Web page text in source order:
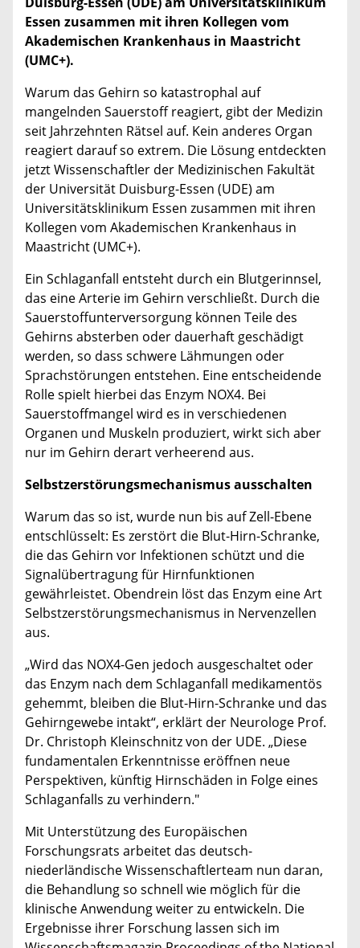
Essen zusammen mit ihren Kollegen vom
Akademischen Krankenhaus in Maastricht
(UMC+).
Warum das Gehirn so katastrophal auf
mangelnden Sauerstoff reagiert, gibt der Medizin
seit Jahrzehnten Rätsel auf. Kein anderes Organ
reagiert darauf so extrem. Die Lösung entdeckten
jetzt Wissenschaftler der Medizinischen Fakultät
der Universität Duisburg-Essen (UDE) am
Universitätsklinikum Essen zusammen mit ihren
Kollegen vom Akademischen Krankenhaus in
Maastricht (UMC+).
Ein Schlaganfall entsteht durch ein Blutgerinnsel,
das eine Arterie im Gehirn verschließt. Durch die
Sauerstoffunterversorgung können Teile des
Gehirns absterben oder dauerhaft geschädigt
werden, so dass schwere Lähmungen oder
Sprachstörungen entstehen. Eine entscheidende
Rolle spielt hierbei das Enzym NOX4. Bei
Sauerstoffmangel wird es in verschiedenen
Organen und Muskeln produziert, wirkt sich aber
nur im Gehirn derart verheerend aus.
Selbstzerstörungsmechanismus ausschalten
Warum das so ist, wurde nun bis auf Zell-Ebene
entschlüsselt: Es zerstört die Blut-Hirn-Schranke,
die das Gehirn vor Infektionen schützt und die
Signalübertragung für Hirnfunktionen
gewährleistet. Obendrein löst das Enzym eine Art
Selbstzerstörungsmechanismus in Nervenzellen
aus.
„Wird das NOX4-Gen jedoch ausgeschaltet oder
das Enzym nach dem Schlaganfall medikamentös
gehemmt, bleiben die Blut-Hirn-Schranke und das
Gehirngewebe intakt“, erklärt der Neurologe Prof.
Dr. Christoph Kleinschnitz von der UDE. „Diese
fundamentalen Erkenntnisse eröffnen neue
Perspektiven, künftig Hirnschäden in Folge eines
Schlaganfalls zu verhindern."
Mit Unterstützung des Europäischen
Forschungsrats arbeitet das deutsch-
niederländische Wissenschaftlerteam nun daran,
die Behandlung so schnell wie möglich für die
klinische Anwendung weiter zu entwickeln. Die
Ergebnisse ihrer Forschung lassen sich im